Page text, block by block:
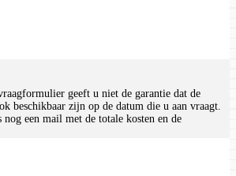
geeft u niet de garantie dat de
beschikbaar zijn op de datum die u aan vraagt.
een mail met de totale kosten en de